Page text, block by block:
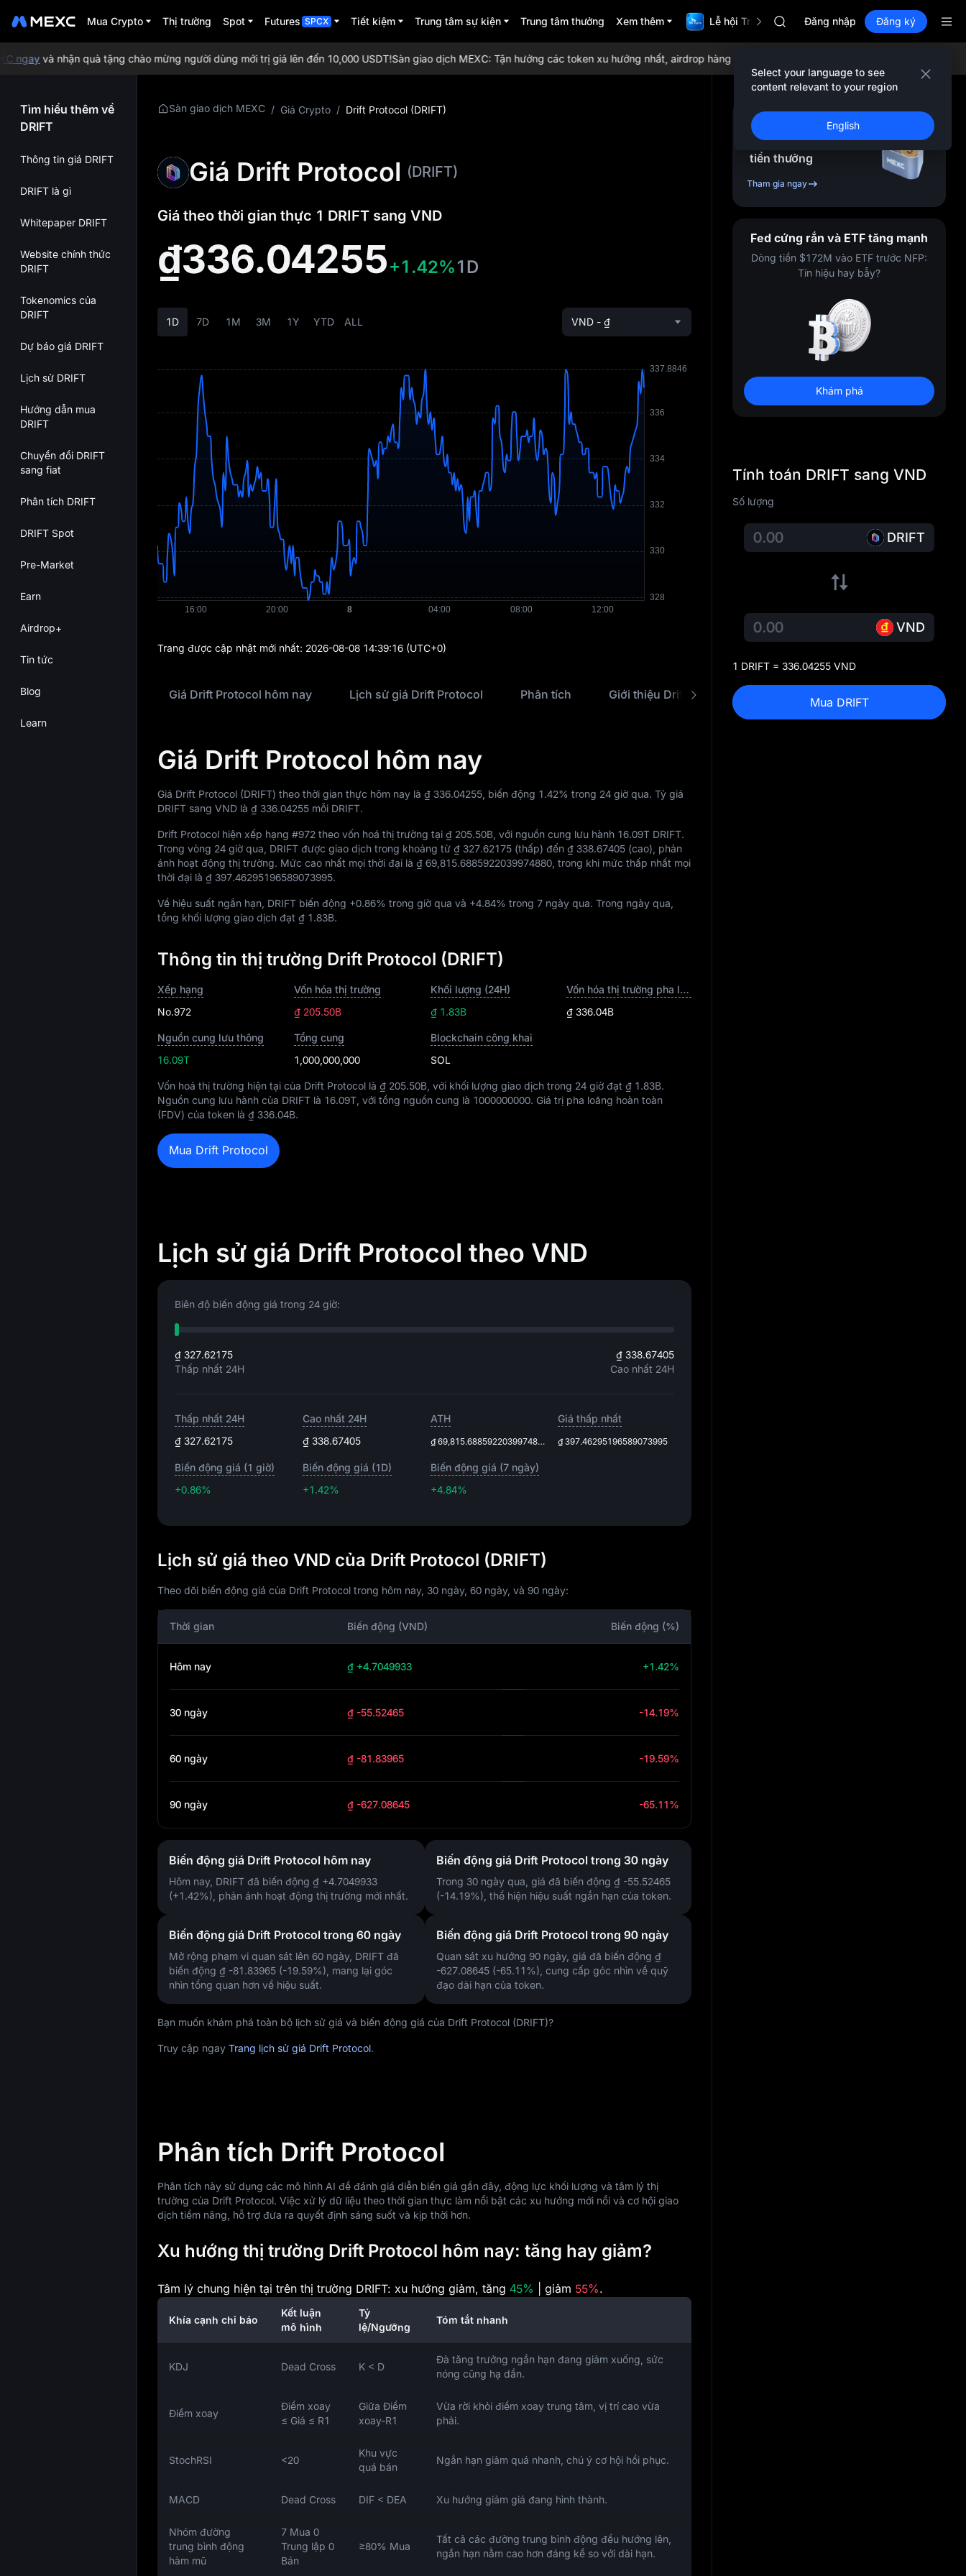
Mua Crypto Thị trường Spot Futures SPCX Tiết kiệm Trung tâm sự kiện Trung tâm thưởng Xem thêm Lễ hội TradFi $1,000,000
AAOI
SPCX tăng dù đã hết hạn khoá
GOLD(XAU)
Đăng ký Market UNITREE STAR vào
SPCX tăng dù đã hết hạn khoá
Đăng nhập Đăng ký
Select your language to see
content relevant to your region
English
ngayvà nhận quà tặng chào mừng người dùng mới trị giá lên đến 10,000 USDT!Sàn giao dịch MEXC: Tận hưởng các token xu hướng nhất, airdrop hàng ngày, phí giao dịch thấp nhất toàn cầu và thanh
Tìm hiểu thêm về
DRIFT
Thông tin giá DRIFT
DRIFT là gì
Whitepaper DRIFT
Website chính thức
DRIFT
Tokenomics của
DRIFT
Dự báo giá DRIFT
Lịch sử DRIFT
Hướng dẫn mua
DRIFT
Chuyển đổi DRIFT
sang fiat
Phân tích DRIFT
DRIFT Spot
Pre-Market
Earn
Airdrop+
Tin tức
Blog
Learn
Sàn giao dịch MEXC / Giá Crypto / Drift Protocol (DRIFT)
Giá Drift Protocol (DRIFT)
Giá theo thời gian thực 1 DRIFT sang VND
₫336.04255+1.42%1D
1D 7D 1M 3M 1Y YTD ALL VND - ₫
Trang được cập nhật mới nhất: 2026-08-08 14:39:16 (UTC+0)
Giá Drift Protocol hôm nay Lịch sử giá Drift Protocol Phân tích Giới thiệu Drift Protocol Câu hỏi thường gặp
Giá Drift Protocol hôm nay
Giá Drift Protocol (DRIFT) theo thời gian thực hôm nay là ₫ 336.04255 , biến động 1.42% trong 24 giờ qua. Tỷ giá
DRIFT sang VND là ₫ 336.04255 mỗi DRIFT.
Drift Protocol hiện xếp hạng #972 theo vốn hoá thị trường tại ₫ 205.50B , với nguồn cung lưu hành 16.09T DRIFT.
Trong vòng 24 giờ qua, DRIFT được giao dịch trong khoảng từ ₫ 327.62175 (thấp) đến ₫ 338.67405 (cao), phản
ánh hoạt động thị trường. Mức cao nhất mọi thời đại là ₫ 69,815.6885922039974880 , trong khi mức thấp nhất mọi
thời đại là ₫ 397.46295196589073995.
Về hiệu suất ngắn hạn, DRIFT biến động +0.86% trong giờ qua và +4.84% trong 7 ngày qua. Trong ngày qua,
tổng khối lượng giao dịch đạt ₫ 1.83B.
Thông tin thị trường Drift Protocol (DRIFT)
Xếp hạng
No.972
Vốn hóa thị trường
₫ 205.50B
Khối lượng (24H)
₫ 1.83B
Vốn hóa thị trường pha loãng hoàn toàn
₫ 336.04B
Nguồn cung lưu thông
16.09T
Tổng cung
1,000,000,000
Blockchain công khai
SOL
Vốn hoá thị trường hiện tại của Drift Protocol là ₫ 205.50B , với khối lượng giao dịch trong 24 giờ đạt ₫ 1.83B.
Nguồn cung lưu hành của DRIFT là 16.09T , với tổng nguồn cung là 1000000000. Giá trị pha loãng hoàn toàn
(FDV) của token là ₫ 336.04B.
Mua Drift Protocol
Lịch sử giá Drift Protocol theo VND
Biên độ biến động giá trong 24 giờ:
₫ 327.62175
Thấp nhất 24H
₫ 338.67405
Cao nhất 24H
Thấp nhất 24H
₫ 327.62175
Cao nhất 24H
₫ 338.67405
ATH
₫ 69,815.6885922039974880
Giá thấp nhất
₫ 397.46295196589073995
Biến động giá (1 giờ)
+0.86%
Biến động giá (1D)
+1.42%
Biến động giá (7 ngày)
+4.84%
Lịch sử giá theo VND của Drift Protocol (DRIFT)
Theo dõi biến động giá của Drift Protocol trong hôm nay, 30 ngày, 60 ngày, và 90 ngày:
Thời gian Biến động (VND) Biến động (%)
Hôm nay ₫ +4.7049933 +1.42%
30 ngày ₫ -55.52465 -14.19%
60 ngày ₫ -81.83965 -19.59%
90 ngày ₫ -627.08645 -65.11%
Biến động giá Drift Protocol hôm nay
Hôm nay, DRIFT đã biến động ₫ +4.7049933
(+1.42%) , phản ánh hoạt động thị trường mới nhất.
Biến động giá Drift Protocol trong 30 ngày
Trong 30 ngày qua, giá đã biến động ₫ -55.52465
(-14.19%) , thể hiện hiệu suất ngắn hạn của token.
Biến động giá Drift Protocol trong 60 ngày
Mở rộng phạm vi quan sát lên 60 ngày, DRIFT đã
biến động ₫ -81.83965 (-19.59%) , mang lại góc
nhìn tổng quan hơn về hiệu suất.
Biến động giá Drift Protocol trong 90 ngày
Quan sát xu hướng 90 ngày, giá đã biến động ₫
-627.08645 (-65.11%) , cung cấp góc nhìn về quỹ
đạo dài hạn của token.
Bạn muốn khám phá toàn bộ lịch sử giá và biến động giá của Drift Protocol (DRIFT)?
Truy cập ngay Trang lịch sử giá Drift Protocol.
Phân tích Drift Protocol
Phân tích này sử dụng các mô hình AI để đánh giá diễn biến giá gần đây, động lực khối lượng và tâm lý thị
trường của Drift Protocol. Việc xử lý dữ liệu theo thời gian thực làm nổi bật các xu hướng mới nổi và cơ hội giao
dịch tiềm năng, hỗ trợ đưa ra quyết định sáng suốt và kịp thời hơn.
Xu hướng thị trường Drift Protocol hôm nay: tăng hay giảm?
Tâm lý chung hiện tại trên thị trường DRIFT: xu hướng giảm, tăng 45% | giảm 55%.
Khía cạnh chỉ báo
Kết luận
mô hình
Tỷ
lệ/Ngưỡng
Tóm tắt nhanh
KDJ Dead Cross K < D
Đà tăng trưởng ngắn hạn đang giảm xuống, sức
nóng cũng hạ dần.
Điểm xoay
Điểm xoay
≤ Giá ≤ R1
Giữa Điểm
xoay-R1
Vừa rời khỏi điểm xoay trung tâm, vị trí cao vừa
phải.
StochRSI <20
Khu vực
quá bán
Ngắn hạn giảm quá nhanh, chú ý cơ hội hồi phục.
MACD Dead Cross DIF < DEA Xu hướng giảm giá đang hình thành.
Nhóm đường
trung bình động
hàm mũ
7 Mua 0
Trung lập 0
Bán
≥80% Mua
Tất cả các đường trung bình động đều hướng lên,
ngắn hạn nằm cao hơn đáng kể so với dài hạn.
Đăng ký & nhận lên
đến 10,000USDT
tiền thưởng
Tham gia ngay
Fed cứng rắn và ETF tăng mạnh
Dòng tiền $172M vào ETF trước NFP:
Tín hiệu hay bẫy?
Khám phá
Tính toán DRIFT sang VND
Số lượng
DRIFT
VND
1 DRIFT = 336.04255 VND
Mua DRIFT